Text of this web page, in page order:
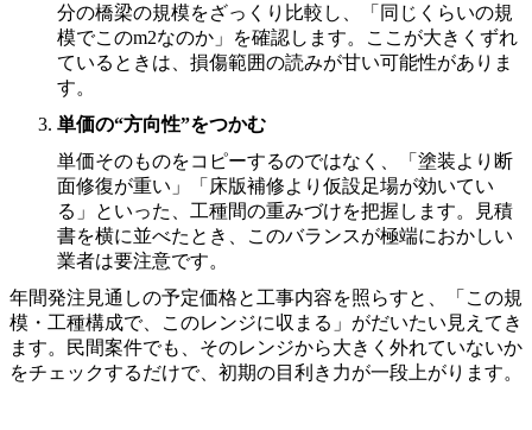
分の橋梁の規模をざっくり比較し、「同じくらいの規
模でこのm2なのか」を確認します。ここが大きくずれ
ているときは、損傷範囲の読みが甘い可能性がありま
す。
単価の“方向性”をつかむ
単価そのものをコピーするのではなく、「塗装より断
面修復が重い」「床版補修より仮設足場が効いてい
る」といった、工種間の重みづけを把握します。見積
書を横に並べたとき、このバランスが極端におかしい
業者は要注意です。
年間発注見通しの予定価格と工事内容を照らすと、「この規
模・工種構成で、このレンジに収まる」がだいたい見えてき
ます。民間案件でも、そのレンジから大きく外れていないか
をチェックするだけで、初期の目利き力が一段上がります。